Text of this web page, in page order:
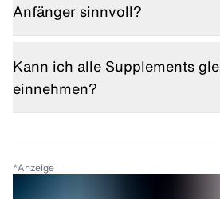
Anfänger sinnvoll?
Schlaf stehen immer an erster
Kann ich alle Supplements
einnehmen?
gewählt werden und keine
*Anzeige